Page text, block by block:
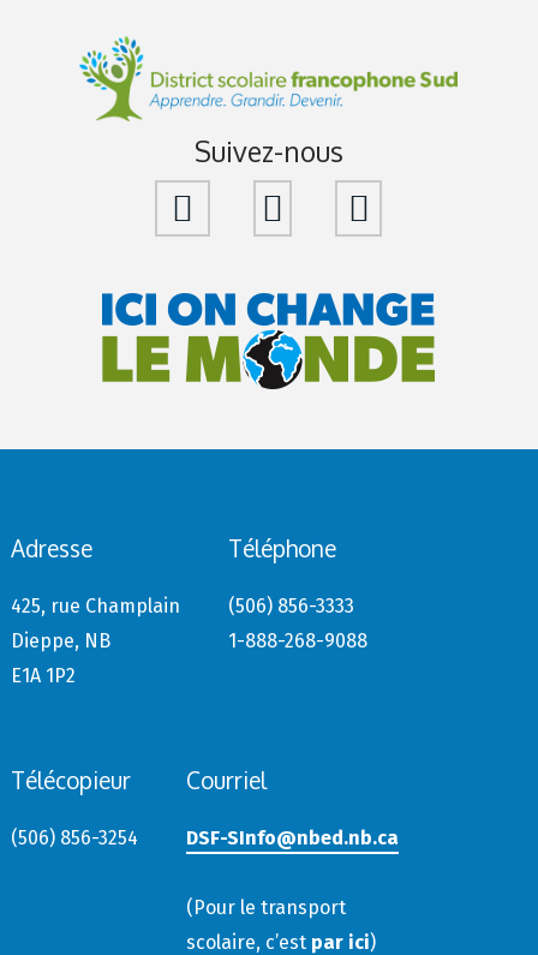
Suivez-nous
Adresse
425, rue Champlain
Dieppe, NB
E1A 1P2
Téléphone
(506) 856-3333
1-888-268-9088
Télécopieur
(506) 856-3254
Courriel
DSF-SInfo@nbed.nb.ca
(Pour le transport
scolaire, c’est par ici)